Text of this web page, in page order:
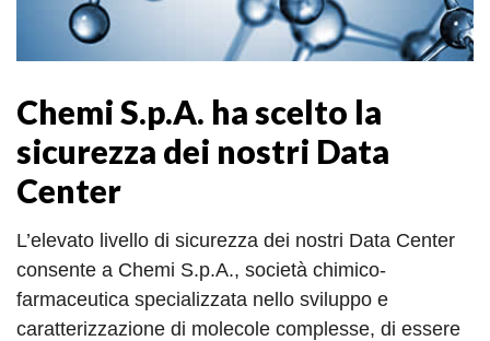
Chemi S.p.A. ha scelto la
sicurezza dei nostri Data
Center
L’elevato livello di sicurezza dei nostri Data Center
consente a Chemi S.p.A., società chimico-
farmaceutica specializzata nello sviluppo e
caratterizzazione di molecole complesse, di essere